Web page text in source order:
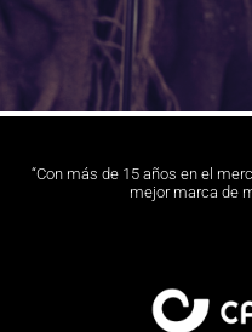
“Con más de 15 años en el
mejor marca de